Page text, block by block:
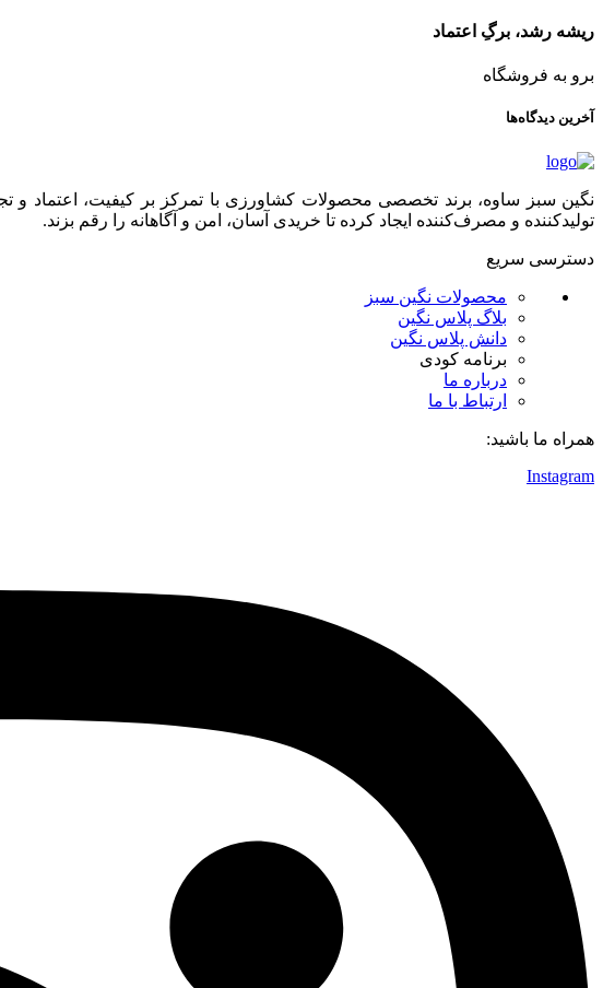
ریشه رشد، برگِ اعتماد
برو به فروشگاه
آخرین دیدگاه‌ها
نگین سبز ساوه، برند تخصصی محصولات کشاورزی با تمرکز بر کیفیت، اعتماد و
تولیدکننده و مصرف‌کننده ایجاد کرده تا خریدی آسان، امن و آگاهانه را رقم بزند.
دسترسی سریع
محصولات نگین سبز
بلاگ پلاس نگین
دانش پلاس نگین
برنامه کودی
درباره ما
ارتباط با ما
همراه ما باشید:
Instagram